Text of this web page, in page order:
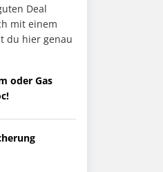
Deal
mit einem
du hier genau
oder Gas